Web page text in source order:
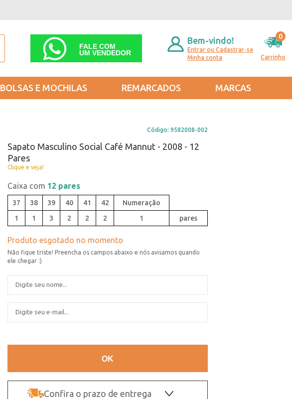
FALE COM
UM VENDEDOR
Bem-vindo!
Entrar ou Cadastrar-se
Minha conta
Carrinho
0
BOLSAS E MOCHILAS REMARCADOS MARCAS
Código: 9582008-002
Sapato Masculino Social Café Mannut - 2008 - 12
Pares
Clique e veja!
Caixa com 12 pares
37 38 39 40 41
42
1
1 3 2 2 2 1 pares
Confira o prazo de entrega